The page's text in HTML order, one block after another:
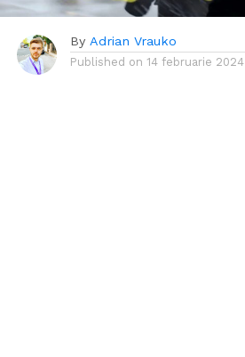
By Adrian Vrauko
Published on 14 februarie 2024